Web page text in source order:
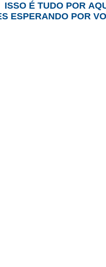
ISSO É TUDO POR
ESPERANDO POR